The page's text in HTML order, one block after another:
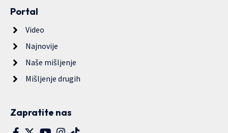
Portal
Video
Najnovije
Naše mišljenje
Mišljenje drugih
Zapratite nas